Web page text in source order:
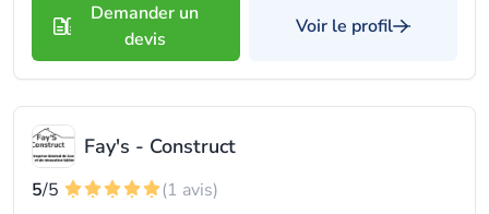
Demander un
devis
Voir le profil
Fay's - Construct
5/5
(1 avis)